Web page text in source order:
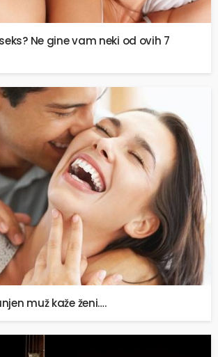
Ne gine vam neki od ovih 7
muž kaže ženi….